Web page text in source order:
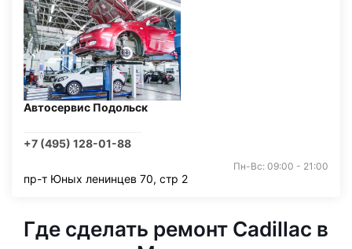
Автосервис Подольск
+7 (495) 128-01-88
Пн-Вс: 09:00 - 21:00
пр-т Юных ленинцев 70, стр 2
Где сделать ремонт Cadillac в